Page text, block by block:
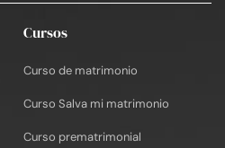
Cursos
Curso de matrimonio
Curso Salva mi matrimonio
Curso prematrimonial